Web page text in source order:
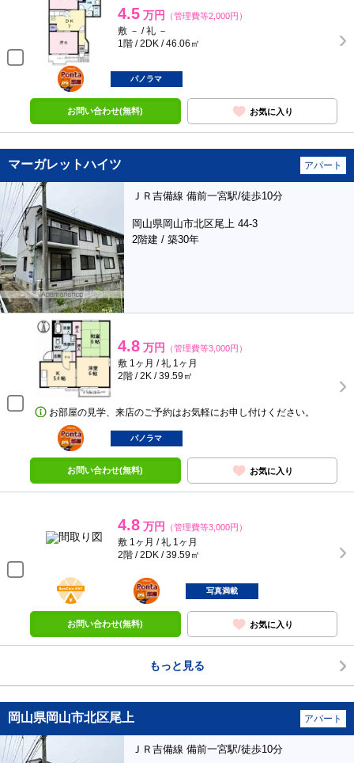
4.5 万円 （管理費等2,000円）
敷 － / 礼 －
1階 / 2DK / 46.06㎡
ポンタ
部屋
パノラマ
お問い合わせ(無料) お気に入り
マーガレットハイツ アパート
ＪＲ吉備線 備前一宮駅/徒歩10分
岡山県岡山市北区尾上 44-3
2階建 / 築30年
4.8 万円 （管理費等3,000円）
敷 1ヶ月 / 礼 1ヶ月
2階 / 2K / 39.59㎡
お部屋の見学、来店のご予約はお気軽にお申し付けください。
ポンタ
部屋
パノラマ
お問い合わせ(無料) お気に入り
4.8 万円 （管理費等3,000円）
敷 1ヶ月 / 礼 1ヶ月
2階 / 2DK / 39.59㎡
BunChinPAY
ポンタ
部屋
写真満載
お問い合わせ(無料) お気に入り
もっと見る
岡山県岡山市北区尾上 アパート
ＪＲ吉備線 備前一宮駅/徒歩10分